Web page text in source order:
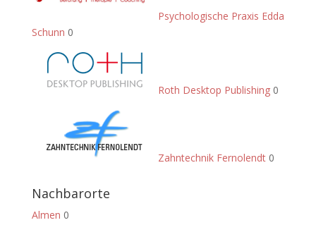
Psychologische Praxis Edda
Schunn 0
Roth Desktop Publishing0
Zahntechnik Fernolendt0
Nachbarorte
Almen 0